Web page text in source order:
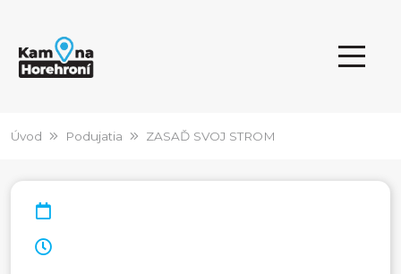
Úvod Podujatia ZASAĎ SVOJ STROM